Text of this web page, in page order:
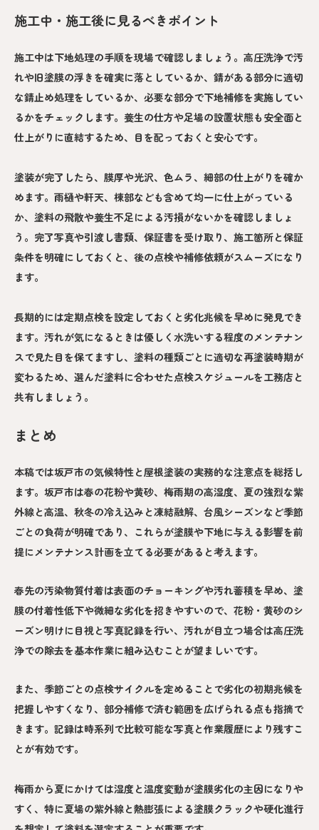
施工中・施工後に見るべきポイント
施工中は下地処理の手順を現場で確認しましょう。高圧洗浄で汚
れや旧塗膜の浮きを確実に落としているか、錆がある部分に適切
な錆止め処理をしているか、必要な部分で下地補修を実施してい
るかをチェックします。養生の仕方や足場の設置状態も安全面と
仕上がりに直結するため、目を配っておくと安心です。
塗装が完了したら、膜厚や光沢、色ムラ、細部の仕上がりを確か
めます。雨樋や軒天、棟部なども含めて均一に仕上がっている
か、塗料の飛散や養生不足による汚損がないかを確認しましょ
う。完了写真や引渡し書類、保証書を受け取り、施工箇所と保証
条件を明確にしておくと、後の点検や補修依頼がスムーズになり
ます。
長期的には定期点検を設定しておくと劣化兆候を早めに発見でき
ます。汚れが気になるときは優しく水洗いする程度のメンテナン
スで見た目を保てますし、塗料の種類ごとに適切な再塗装時期が
変わるため、選んだ塗料に合わせた点検スケジュールを工務店と
共有しましょう。
まとめ
本稿では坂戸市の気候特性と屋根塗装の実務的な注意点を総括し
ます。坂戸市は春の花粉や黄砂、梅雨期の高湿度、夏の強烈な紫
外線と高温、秋冬の冷え込みと凍結融解、台風シーズンなど季節
ごとの負荷が明確であり、これらが塗膜や下地に与える影響を前
提にメンテナンス計画を立てる必要があると考えます。
春先の汚染物質付着は表面のチョーキングや汚れ蓄積を早め、塗
膜の付着性低下や微細な劣化を招きやすいので、花粉・黄砂のシ
ーズン明けに目視と写真記録を行い、汚れが目立つ場合は高圧洗
浄での除去を基本作業に組み込むことが望ましいです。
また、季節ごとの点検サイクルを定めることで劣化の初期兆候を
把握しやすくなり、部分補修で済む範囲を広げられる点も指摘で
きます。記録は時系列で比較可能な写真と作業履歴により残すこ
とが有効です。
梅雨から夏にかけては湿度と温度変動が塗膜劣化の主因になりや
すく、特に夏場の紫外線と熱膨張による塗膜クラックや硬化進行